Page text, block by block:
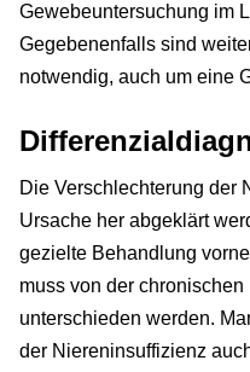
Gewebeuntersuchung im
Gegebenenfalls sind
notwendig, auch um eine
Die Verschlechterung der
Ursache her abgeklärt
gezielte Behandlung
muss von der
unterschieden werden.
der Niereninsuffizienz